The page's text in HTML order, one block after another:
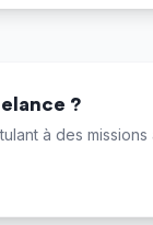
?
à des missions